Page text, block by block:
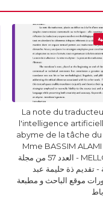
La note du
l'intelligence
abyme de la tâche
Mme BASSIM
MELLOUKI Ismail - العدد 57 من مجلة
- تقديم ذة حليمة عبد
موقع الباحث و مطبعة